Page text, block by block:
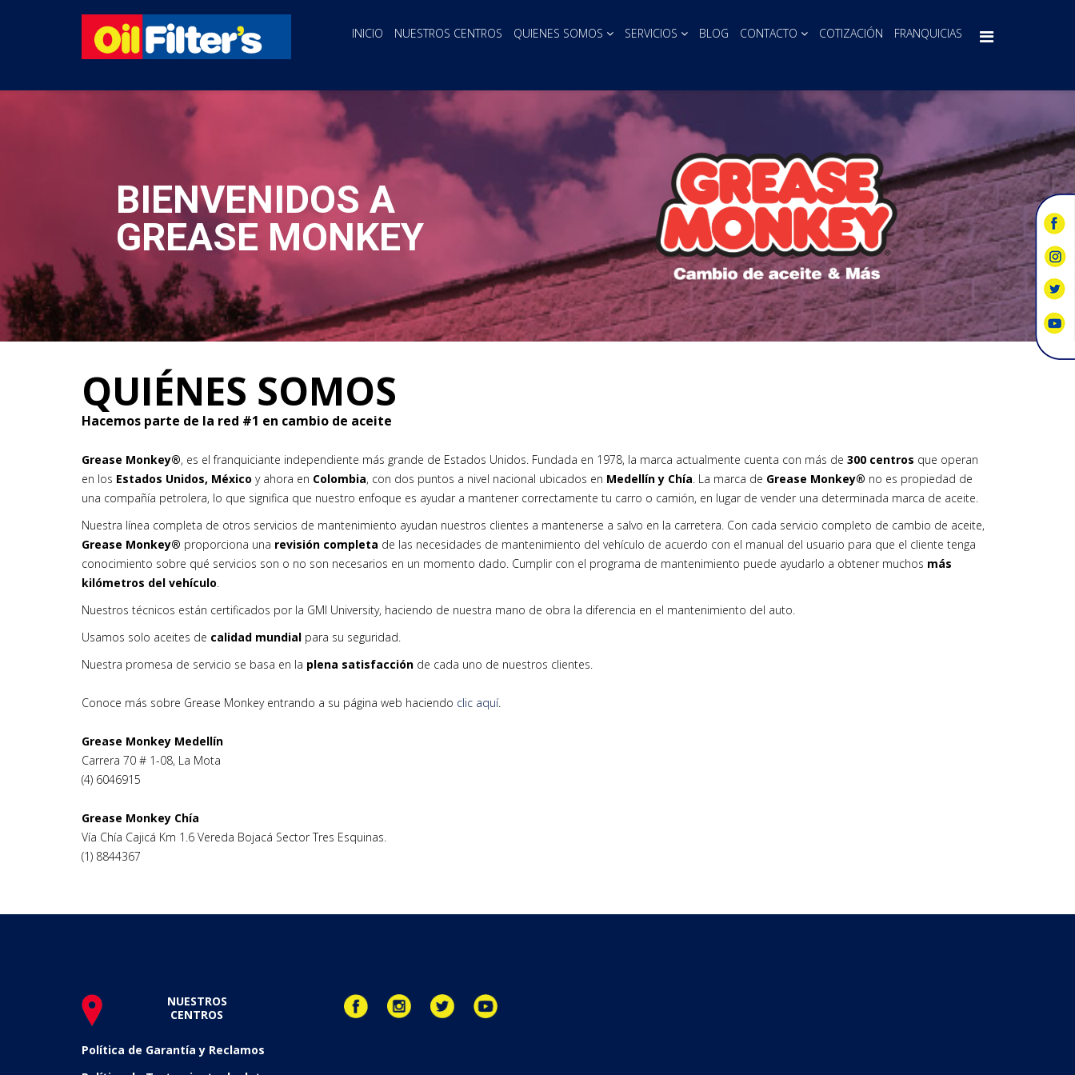
INICIO NUESTROS CENTROS QUIENES SOMOS SERVICIOS BLOG CONTACTO COTIZACIÓN FRANQUICIAS
BIENVENIDOS A
GREASE MONKEY
QUIÉNES SOMOS
Hacemos parte de la red #1 en cambio de aceite
Grease Monkey®, es el franquiciante independiente más grande de Estados Unidos. Fundada en 1978, la marca actualmente cuenta con más de 300 centros que operan
en los Estados Unidos, México y ahora en Colombia, con dos puntos a nivel nacional ubicados en Medellín y Chía. La marca de Grease Monkey® no es propiedad de
una compañía petrolera, lo que significa que nuestro enfoque es ayudar a mantener correctamente tu carro o camión, en lugar de vender una determinada marca de aceite.
Nuestra línea completa de otros servicios de mantenimiento ayudan nuestros clientes a mantenerse a salvo en la carretera. Con cada servicio completo de cambio de aceite,
Grease Monkey® proporciona una revisión completa de las necesidades de mantenimiento del vehículo de acuerdo con el manual del usuario para que el cliente tenga
conocimiento sobre qué servicios son o no son necesarios en un momento dado. Cumplir con el programa de mantenimiento puede ayudarlo a obtener muchos más
kilómetros del vehículo.
Nuestros técnicos están certificados por la GMI University, haciendo de nuestra mano de obra la diferencia en el mantenimiento del auto.
Usamos solo aceites de calidad mundial para su seguridad.
Nuestra promesa de servicio se basa en la plena satisfacción de cada uno de nuestros clientes.
Conoce más sobre Grease Monkey entrando a su página web haciendo clic aquí.
Grease Monkey Medellín
Carrera 70 # 1-08, La Mota
(4) 6046915
Grease Monkey Chía
Vía Chía Cajicá Km 1.6 Vereda Bojacá Sector Tres Esquinas.
(1) 8844367
NUESTROS
CENTROS
Política de Garantía y Reclamos